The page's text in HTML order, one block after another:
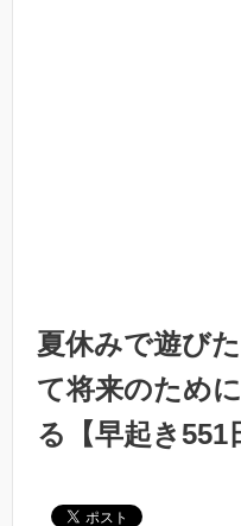
夏休みで遊び
て将来のため
る【早起き551